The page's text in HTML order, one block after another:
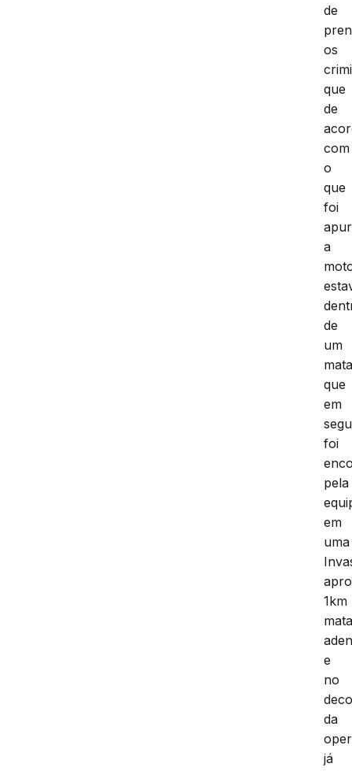
de
os
que
de
com
o
que
foi
a
de
um
que
em
foi
pela
em
uma
1km
e
no
da
já